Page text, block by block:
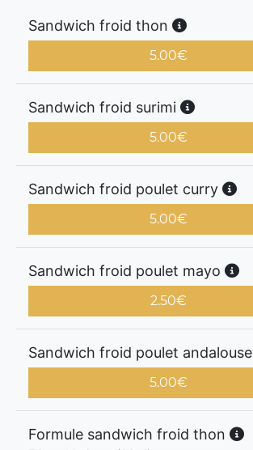
Sandwich froid thon
5.00€
Sandwich froid surimi
5.00€
Sandwich froid poulet curry
5.00€
Sandwich froid poulet mayo
2.50€
Sandwich froid poulet andalouse
5.00€
Formule sandwich froid thon